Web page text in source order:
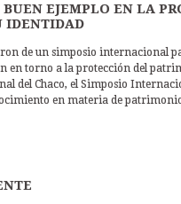
EJEMPLO EN LA
IDENTIDAD
de un simposio
en torno a la protección del
del Chaco, el Simposio
en materia de